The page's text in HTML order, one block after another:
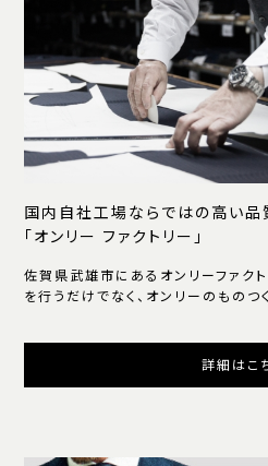
国内自社工場ならではの高い品
「オンリー ファクトリー」
佐賀県武雄市にあるオンリーファク
を行うだけでなく、オンリーのものつ
詳細はこ